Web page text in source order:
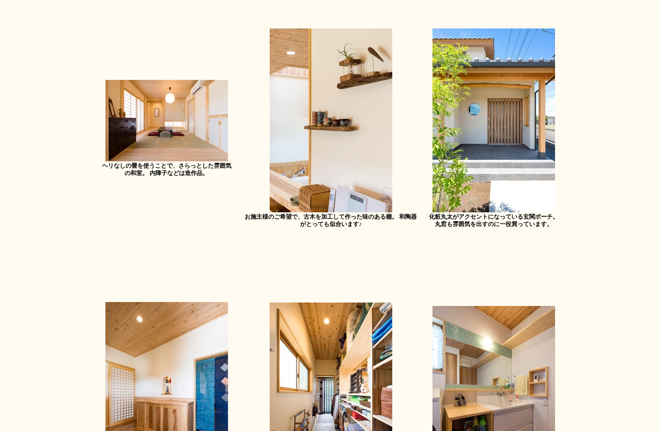
ヘリなしの畳を使うことで、さらっとした雰囲気
の和室。 内障子などは造作品。
お施主様のご希望で、古木を加工して作った味のある棚。 和陶器
がとっても似合います♪
化粧丸太がアクセントになっている玄関ポーチ。
丸窓も雰囲気を出すのに一役買っています。